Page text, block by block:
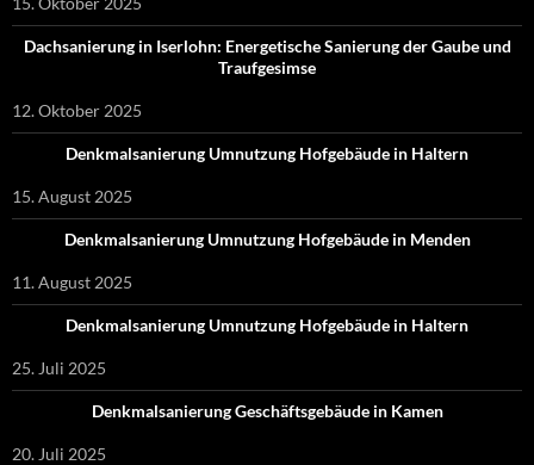
Dachsanierung in Iserlohn: Energetische Sanierung der Gaube und
Traufgesimse
12. Oktober 2025
Denkmalsanierung Umnutzung Hofgebäude in Haltern
15. August 2025
Denkmalsanierung Umnutzung Hofgebäude in Menden
11. August 2025
Denkmalsanierung Umnutzung Hofgebäude in Haltern
25. Juli 2025
Denkmalsanierung Geschäftsgebäude in Kamen
20. Juli 2025